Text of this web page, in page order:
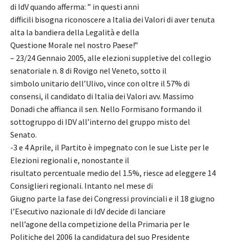
di IdV quando afferma: ” in questi anni
difficili bisogna riconoscere a Italia dei Valori di aver tenuta
alta la bandiera della Legalità e della
Questione Morale nel nostro Paese!”
– 23/24 Gennaio 2005, alle elezioni suppletive del collegio
senatoriale n. 8 di Rovigo nel Veneto, sotto il
simbolo unitario dell’Ulivo, vince con oltre il 57% di
consensi, il candidato di Italia dei Valori avv. Massimo
Donadi che affianca il sen. Nello Formisano formando il
sottogruppo di IDV all’interno del gruppo misto del
Senato.
-3 e 4 Aprile, il Partito è impegnato con le sue Liste per le
Elezioni regionali e, nonostante il
risultato percentuale medio del 1.5%, riesce ad eleggere 14
Consiglieri regionali. Intanto nel mese di
Giugno parte la fase dei Congressi provinciali e il 18 giugno
l’Esecutivo nazionale di IdV decide di lanciare
nell’agone della competizione della Primaria per le
Politiche del 2006 la candidatura del suo Presidente